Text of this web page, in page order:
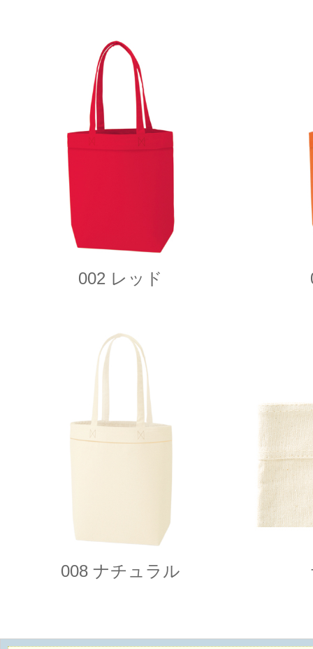
002 レッド
008 ナチュラル